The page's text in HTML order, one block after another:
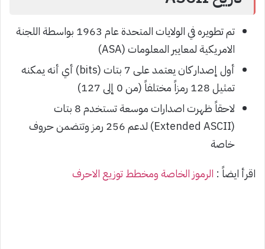
تم تطويره في الولايات المتحدة عام 1963 بواسطة اللجنة
الامريكية لمعايير المعلومات (ASA)
أول إصدار كان يعتمد على 7 بتات (bits) أي أنه يمكنه
تمثيل 128 رمزاً مختلفاً (من 0 إلى 127)
لاحقاً ظهرت اصدارات موسعة تستخدم 8 بتات
(Extended ASCII) لدعم 256 رمز وتتضمن حروف
خاصة
اقرأ ايضاً : الرموز الخاصة ومخطط توزيع الاحرف